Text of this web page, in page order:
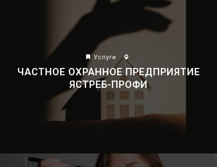
Услуги
ЧАСТНОЕ ОХРАННОЕ ПРЕДПРИЯТИЕ
ЯСТРЕБ-ПРОФИ